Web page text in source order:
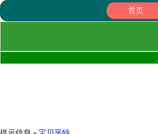
首页